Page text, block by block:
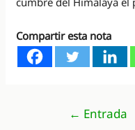
Compartir esta nota
Navegación
← Entrada